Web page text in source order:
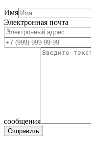
Имя
Электронная почта
сообщения